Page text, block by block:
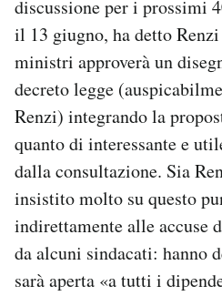
discussione per i prossimi
il 13 giugno, ha detto
ministri approverà un
decreto legge
Renzi) integrando la
quanto di interessante e
dalla consultazione. Sia
insistito molto su questo
indirettamente alle accuse
da alcuni sindacati: hanno
sarà aperta «a tutti i